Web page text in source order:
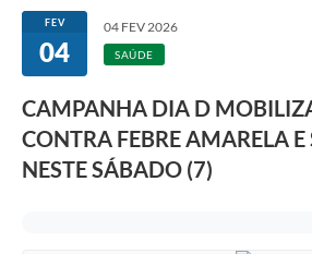
Portal do Cidadão
Links Úteis
A Prefeitura
Ouvidoria
FEV
04
04 FEV 2026
SAÚDE
CAMPANHA DIA D
CONTRA FEBRE AMARELA
NESTE SÁBADO (7)